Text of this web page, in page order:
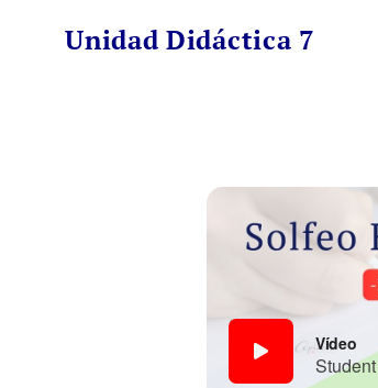
Unidad Didáctica 7
Vídeo
Student